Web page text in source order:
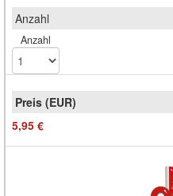
Anzahl
5,95 €